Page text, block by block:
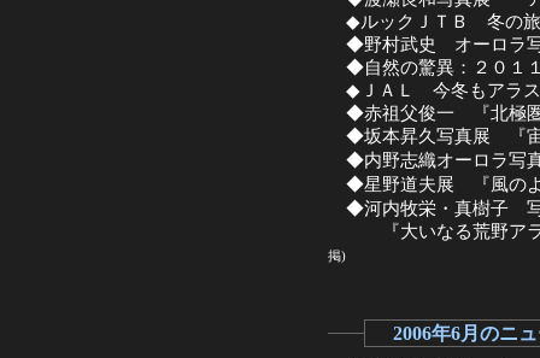
◆ルックＪＴＢ 冬の旅
◆野村武史 オーロラ写
◆自然の驚異：２０１
◆ＪＡＬ 今冬もアラス
◆赤祖父俊一 『北極圏
◆坂本昇久写真展 『宙
◆内野志織オーロラ写
◆星野道夫展 『風の
◆河内牧栄・真樹子
『大いなる荒野アラ
掲)
2006年6月のニ